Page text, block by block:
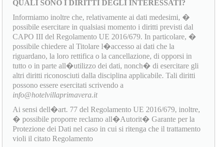
QUALI SONO I DIRITTI DEGLI INTERESSATI?
Informiamo inoltre che, relativamente ai dati medesimi, �
possibile esercitare in qualsiasi momento i diritti previsti dal
CAPO III del Regolamento UE 2016/679. In particolare, �
possibile chiedere al Titolare l�accesso ai dati che la
riguardano, la loro rettifica o la cancellazione, di opporsi in
tutto o in parte all�utilizzo dei dati, nonch� di esercitare gli
altri diritti riconosciuti dalla disciplina applicabile. Tali diritti
possono essere esercitati scrivendo a
info@hotelvillaprimavera.it
Ai sensi dell�art. 77 del Regolamento UE 2016/679, inoltre,
� possibile proporre reclamo all�Autorit� Garante per la
Protezione dei Dati nel caso in cui si ritenga che il trattamento
violi il citato Regolamento